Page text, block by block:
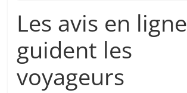
Les avis en ligne
guident les
voyageurs